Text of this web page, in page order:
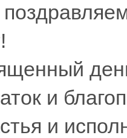
и
и